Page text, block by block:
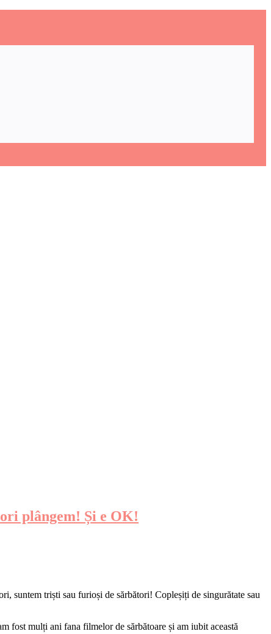
plângem! Și e OK!
suntem triști sau furioși de sărbători! Copleșiți de singurătate sau
fost mulți ani fana filmelor de sărbătoare și am iubit această